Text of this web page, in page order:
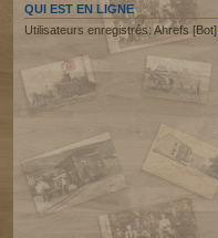
QUI EST EN LIGNE
Utilisateurs enregistrés: Ahrefs [Bot],